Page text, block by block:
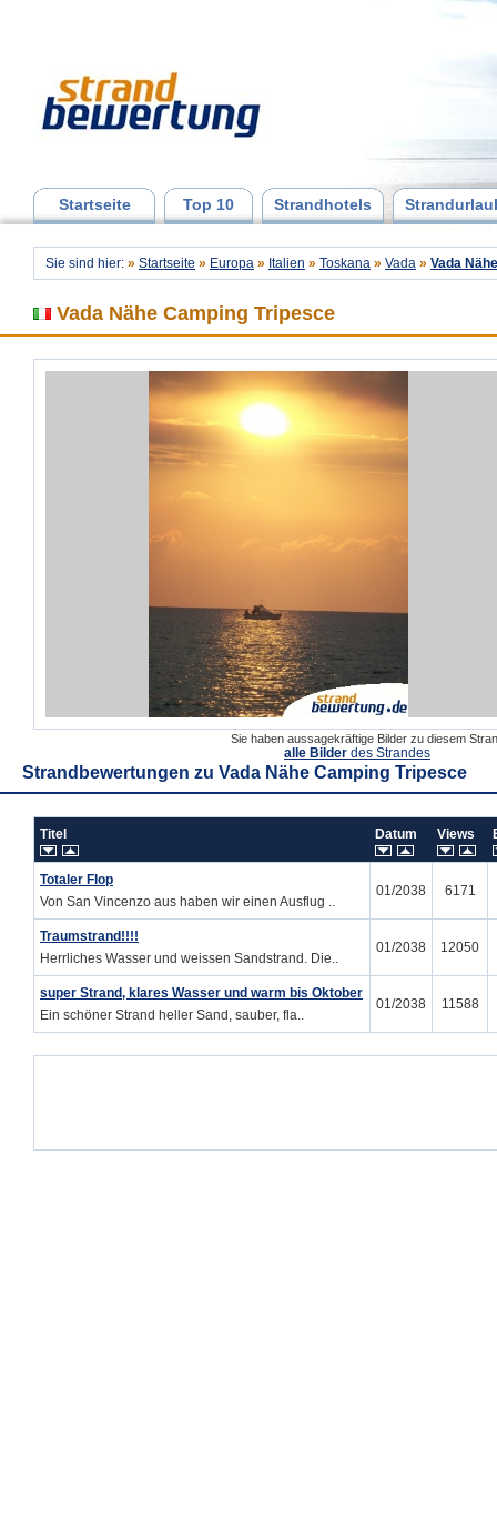
Startseite Top 10 Strandhotels
Sie sind hier: » Startseite » Europa » Italien » Toskana » Vada » Vada
Vada Nähe Camping Tripesce
Sie haben aussagekräftige Bilder zu diesem
alle Bilder des Strandes
Strandbewertungen zu Vada Nähe Camping Tripesce
Titel Datum Views
Totaler Flop
Von San Vincenzo aus haben wir einen Ausflug ..
01/2038 6171
Traumstrand!!!!
Herrliches Wasser und weissen Sandstrand. Die..
01/2038 12050
super Strand, klares Wasser und warm bis Oktober
Ein schöner Strand heller Sand, sauber, fla..
01/2038 11588